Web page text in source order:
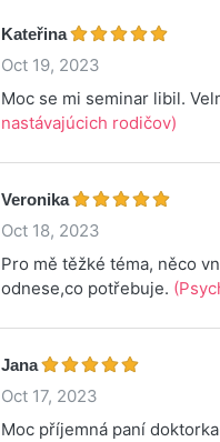
Kateřina
Oct 19, 2023
Moc se mi seminar libil.
nastávajúcich rodičov)
Veronika
Oct 18, 2023
Pro mě těžké téma, něco
odnese,co potřebuje.
Jana
Oct 17, 2023
Moc příjemná paní